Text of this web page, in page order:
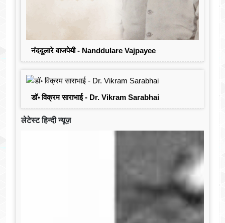
नंददुलारे वाजपेयी - Nanddulare Vajpayee
डॉ॰ विक्रम साराभाई - Dr. Vikram Sarabhai
लेटेस्ट हिन्दी न्यूज़